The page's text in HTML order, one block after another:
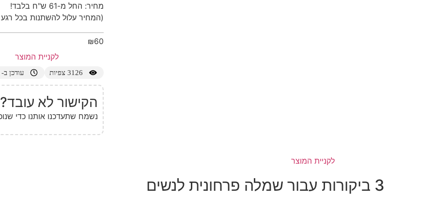
מחיר: החל מ-61 ש"ח בלבד!
(המחיר עלול להשתנות בכל
₪60
לקניית המוצר
3126 צפיות עודכן ב- 30/10/2025
הקישור לא עובד?
נשמח שתעדכנו אותנו כדי
לקניית המוצר
3 ביקורות עבור שמלה פרחונית לנשים